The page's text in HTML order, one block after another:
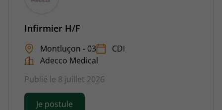
Infirmier H/F
Montluçon - 03
CDI
Adecco Medical
Publié le 8 juillet 2026
Je postule